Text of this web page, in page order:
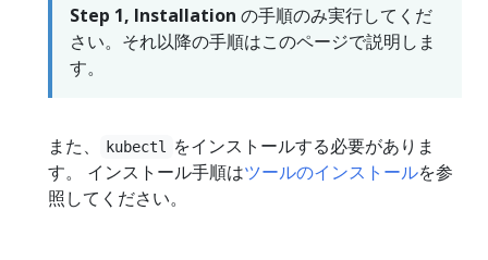
Step 1, Installation の手順のみ実行してくだ
さい。それ以降の手順はこのページで説明しま
す。
また、 kubectl
をインストールする必要がありま
す。 インストール手順はツールのインストールを参
照してください。